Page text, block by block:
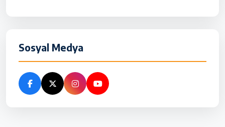
Sosyal Medya